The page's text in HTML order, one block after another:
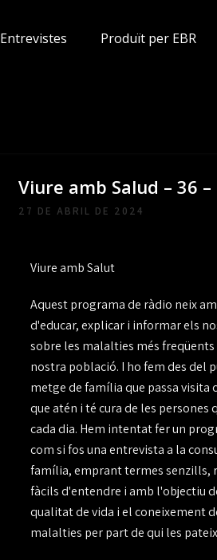
Entrevistes Produït per EBR
Viure amb Salud – 36
27 DE ABRIL DE 2024
Viure amb Salut
Aquest programa de ràdio neix
d'educar, explicar i informar els
sobre les malalties més freqüents
nostra població. I ho fem des del
metge de família que passa visita
que atén i té cura de les persones
cada dia. Hem intentat fer un
com si fos una entrevista a la
família, emprant termes senzills,
fàcils d'entendre i amb l'objectiu
qualitat de vida i el coneixement
malalties per part de qui les